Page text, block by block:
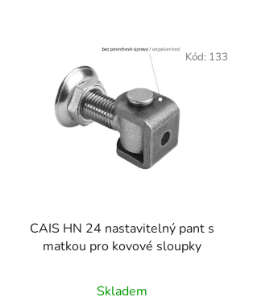
CAIS HN 24 nastavitelný pant s
matkou pro kovové sloupky
Skladem
Kód: 133